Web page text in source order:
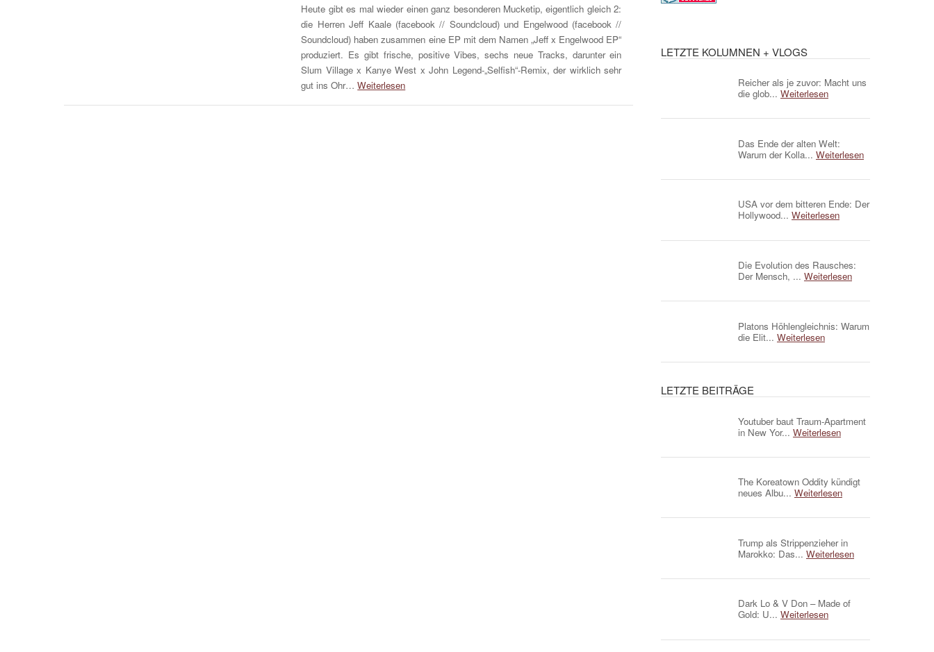
Heute gibt es mal wieder einen ganz besonderen Mucketip, eigentlich gleich 2:
die Herren Jeff Kaale (facebook // Soundcloud) und Engelwood (facebook //
Soundcloud) haben zusammen eine EP mit dem Namen „Jeff x Engelwood EP“
produziert. Es gibt frische, positive Vibes, sechs neue Tracks, darunter ein
Slum Village x Kanye West x John Legend-„Selfish“-Remix, der wirklich sehr
gut ins Ohr…Weiterlesen
LETZTE KOLUMNEN + VLOGS
Reicher als je zuvor: Macht uns
die glob... Weiterlesen
Das Ende der alten Welt:
Warum der Kolla... Weiterlesen
USA vor dem bitteren Ende: Der
Hollywood... Weiterlesen
Die Evolution des Rausches:
Der Mensch, ... Weiterlesen
Platons Höhlengleichnis: Warum
die Elit... Weiterlesen
LETZTE BEITRÄGE
Youtuber baut Traum-Apartment
in New Yor... Weiterlesen
The Koreatown Oddity kündigt
neues Albu... Weiterlesen
Trump als Strippenzieher in
Marokko: Das... Weiterlesen
Dark Lo & V Don – Made of
Gold: U... Weiterlesen